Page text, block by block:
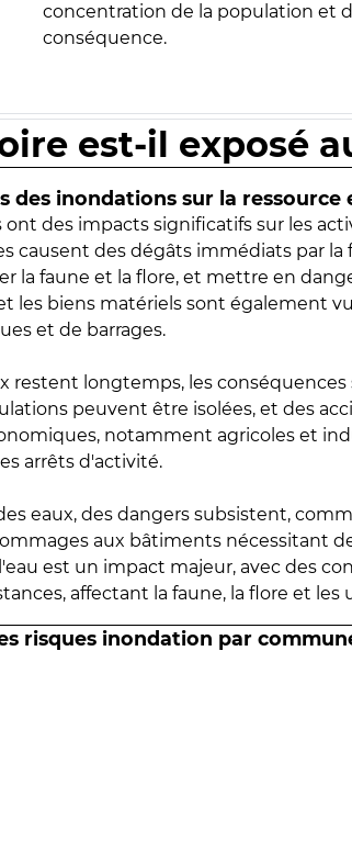
concentration de la population et
conséquence.
est-il exposé
des inondations sur la ressource
ont des impacts significatifs sur les
causent des dégâts immédiats par
la faune et la flore, et mettre en
les biens matériels sont également
et de barrages.
restent longtemps, les
peuvent être isolées, et des
notamment agricoles et
arrêts d'activité.
eaux, des dangers subsistent,
aux bâtiments nécessitant
est un impact majeur, avec des
affectant la faune, la flore et les
risques inondation par